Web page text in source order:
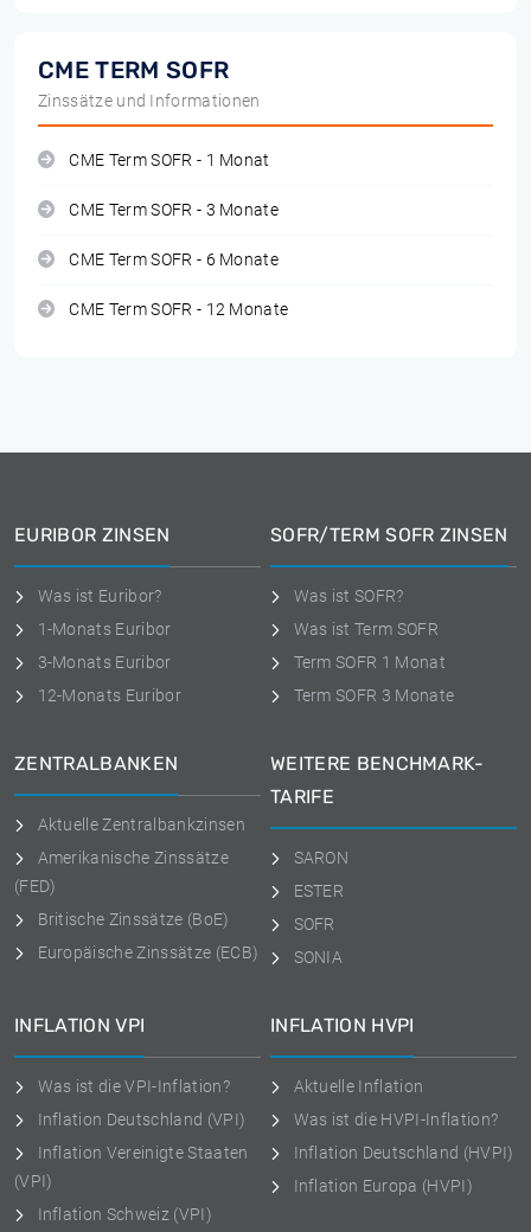
CME TERM SOFR
Zinssätze und Informationen
CME Term SOFR - 1 Monat
CME Term SOFR - 3 Monate
CME Term SOFR - 6 Monate
CME Term SOFR - 12 Monate
EURIBOR ZINSEN
Was ist Euribor?
1-Monats Euribor
3-Monats Euribor
12-Monats Euribor
SOFR/TERM SOFR ZINSEN
Was ist SOFR?
Was ist Term SOFR
Term SOFR 1 Monat
Term SOFR 3 Monate
ZENTRALBANKEN
Aktuelle Zentralbankzinsen
Amerikanische Zinssätze
(FED)
Britische Zinssätze (BoE)
Europäische Zinssätze (ECB)
WEITERE BENCHMARK-
TARIFE
SARON
ESTER
SOFR
SONIA
INFLATION VPI
Was ist die VPI-Inflation?
Inflation Deutschland (VPI)
Inflation Vereinigte Staaten
(VPI)
Inflation Schweiz (VPI)
INFLATION HVPI
Aktuelle Inflation
Was ist die HVPI-Inflation?
Inflation Deutschland (HVPI)
Inflation Europa (HVPI)